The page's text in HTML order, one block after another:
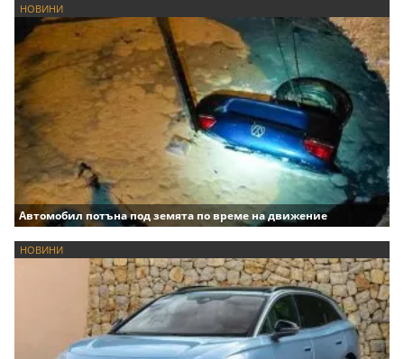
НОВИНИ
Автомобил потъна под земята по време на движение
НОВИНИ